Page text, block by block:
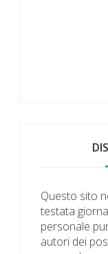
Questo sito
testata
personale
autori dei